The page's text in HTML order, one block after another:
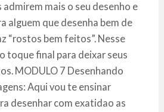
mais o seu desenho e
alguem que desenha bem de
“rostos bem feitos”. Nesse
toque final para deixar seus
MODULO 7 Desenhando
Aqui vou te ensinar
desenhar com exatidao as